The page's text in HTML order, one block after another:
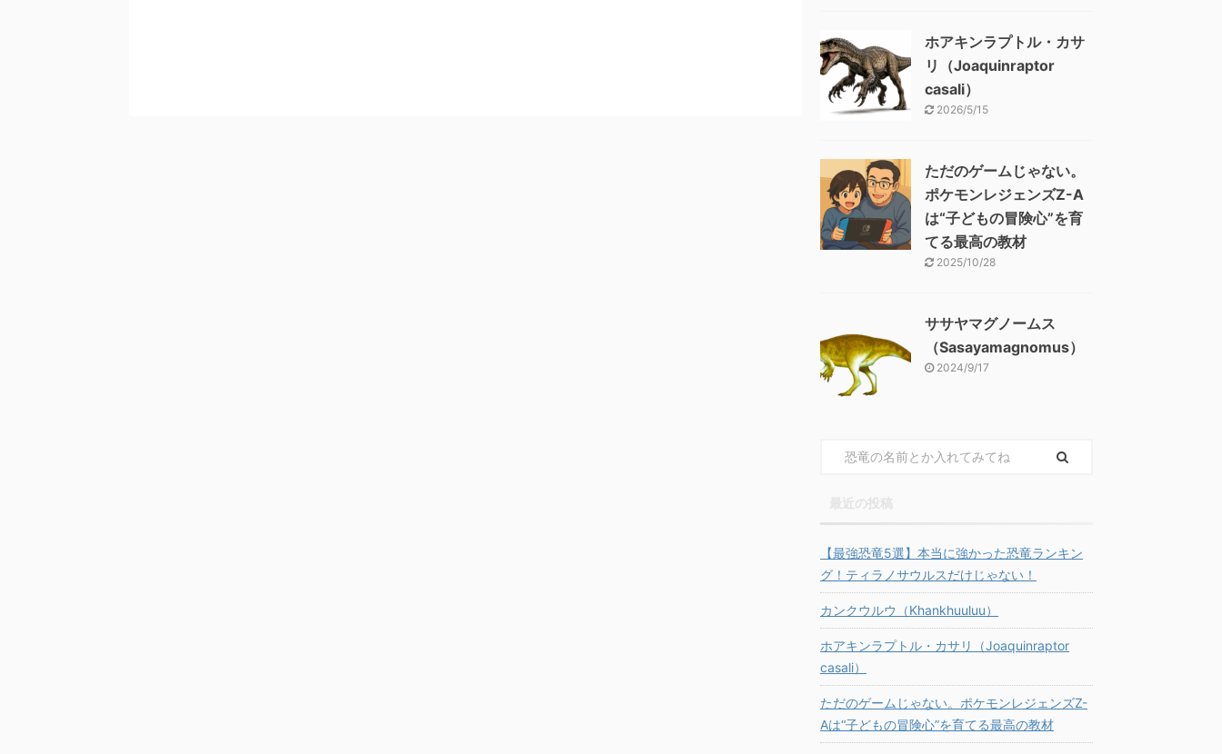
ホアキンラプトル・カサ
リ（Joaquinraptor
casali）
2026/5/15
ただのゲームじゃない。
ポケモンレジェンズZ-A
は“子どもの冒険心”を育
てる最高の教材
2025/10/28
ササヤマグノームス
（Sasayamagnomus）
2024/9/17
【最強恐竜5選】本当に強かった恐竜ランキン
グ！ティラノサウルスだけじゃない！
カンクウルウ（Khankhuuluu）
ホアキンラプトル・カサリ（Joaquinraptor
casali）
ただのゲームじゃない。ポケモンレジェンズZ-
Aは“子どもの冒険心”を育てる最高の教材